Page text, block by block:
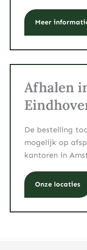
Meer
Afhalen
De bestelling
mogelijk op
kantoren in
Onze locaties